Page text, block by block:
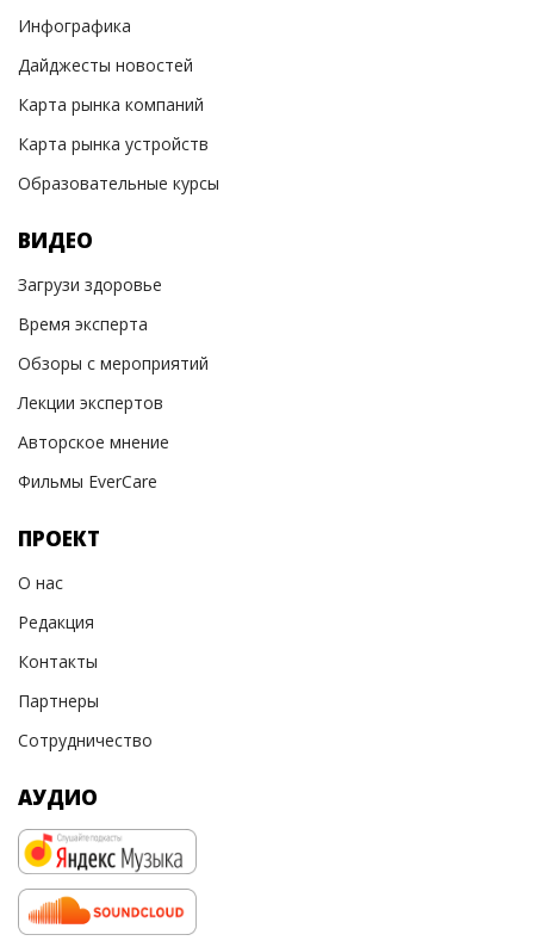
Инфографика
Дайджесты новостей
Карта рынка компаний
Карта рынка устройств
Образовательные курсы
ВИДЕО
Загрузи здоровье
Время эксперта
Обзоры с мероприятий
Лекции экспертов
Авторское мнение
Фильмы EverCare
ПРОЕКТ
О нас
Редакция
Контакты
Партнеры
Сотрудничество
АУДИО